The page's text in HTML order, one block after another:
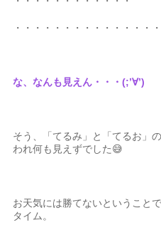
・・・・・・・・・・・・・・
な、なんも見えん・・・(;’∀’)
そう、「てるみ」と「てるお」
われ何も見えずでした😅
お天気には勝てないということ
タイム。